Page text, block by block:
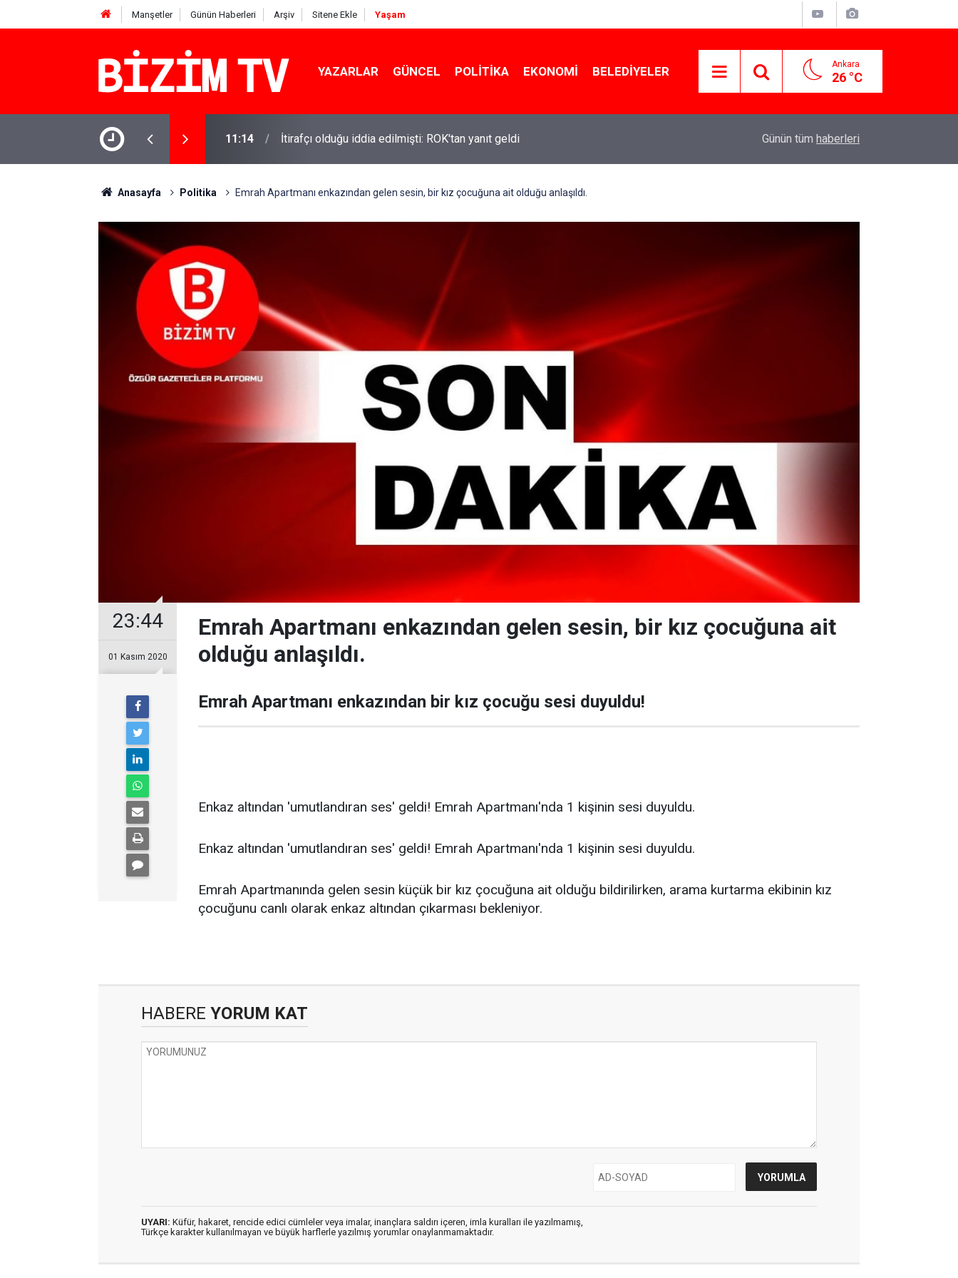
Manşetler Günün Haberleri Arşiv Sitene Ekle Yaşam
YAZARLAR GÜNCEL POLITIKA EKONOMI BELEDIYELER Ankara
26 °C
Miraç yaşamını yitirdi: Komşusu
11:14 İtirafçı olduğu iddia edilmişti: ROK'tan yanıt geldi Yusuf Tekin açıkladı: YKS değişecek mi?
Günün tüm haberleri
Anasayfa Politika Emrah Apartmanı enkazından gelen sesin, bir kız çocuğuna ait olduğu anlaşıldı.
23:44
01 Kasım 2020
Emrah Apartmanı enkazından gelen sesin, bir kız çocuğuna ait
olduğu anlaşıldı.
Emrah Apartmanı enkazından bir kız çocuğu sesi duyuldu!
Enkaz altından 'umutlandıran ses' geldi! Emrah Apartmanı'nda 1 kişinin sesi duyuldu.
Enkaz altından 'umutlandıran ses' geldi! Emrah Apartmanı'nda 1 kişinin sesi duyuldu.
Emrah Apartmanında gelen sesin küçük bir kız çocuğuna ait olduğu bildirilirken, arama kurtarma ekibinin kız
çocuğunu canlı olarak enkaz altından çıkarması bekleniyor.
HABERE YORUM KAT
UYARI: Küfür, hakaret, rencide edici cümleler veya imalar, inançlara saldırı içeren, imla kuralları ile yazılmamış,
Türkçe karakter kullanılmayan ve büyük harflerle yazılmış yorumlar onaylanmamaktadır.